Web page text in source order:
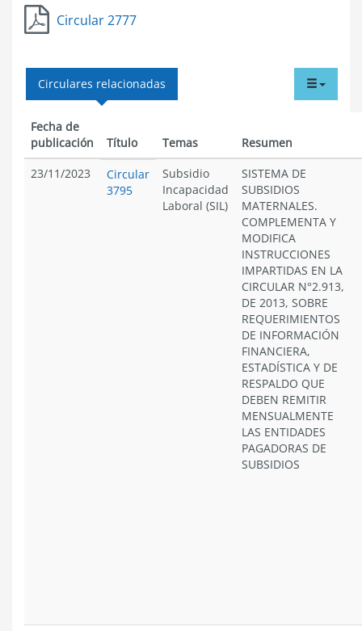
Circular 2777
menu
Circulares relacionadas
Fecha de
publicación
Título Temas
Resumen
23/11/2023
Circular
3795
Subsidio
Incapacidad
Laboral (SIL)
SISTEMA DE
SUBSIDIOS
MATERNALES.
COMPLEMENTA Y
MODIFICA
INSTRUCCIONES
IMPARTIDAS EN LA
CIRCULAR N°2.913,
DE 2013, SOBRE
REQUERIMIENTOS
DE INFORMACIÓN
FINANCIERA,
ESTADÍSTICA Y DE
RESPALDO QUE
DEBEN REMITIR
MENSUALMENTE
LAS ENTIDADES
PAGADORAS DE
SUBSIDIOS